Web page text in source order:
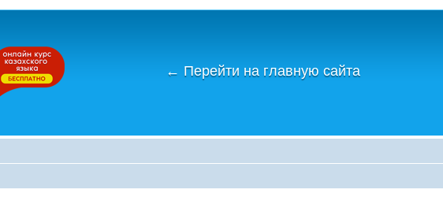
← Перейти на главную сайта